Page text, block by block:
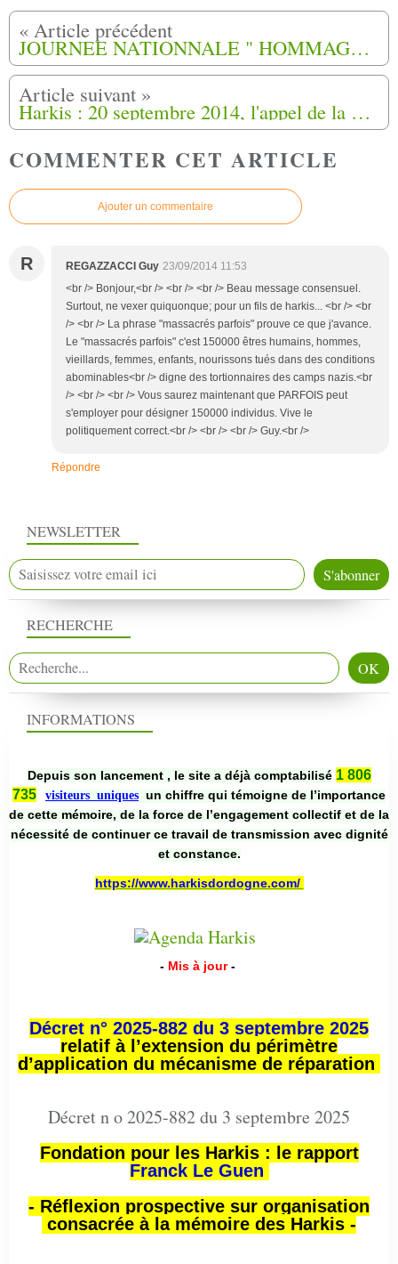
JOURNEE NATIONNALE " HOMMAGE AUX HARKIS " à Périgueux.
Harkis : 20 septembre 2014, l'appel de la grande réunion publique à Toulouse !
COMMENTER CET ARTICLE
Ajouter un commentaire
R REGAZZACCI Guy 23/09/2014 11:53
<br /> Bonjour,<br /> <br /> <br /> Beau message consensuel.
Surtout, ne vexer quiquonque; pour un fils de harkis... <br /> <br
/> <br /> La phrase "massacrés parfois" prouve ce que j'avance.
Le "massacrés parfois" c'est 150000 êtres humains, hommes,
vieillards, femmes, enfants, nourissons tués dans des conditions
abominables<br /> digne des tortionnaires des camps nazis.<br
/> <br /> <br /> Vous saurez maintenant que PARFOIS peut
s'employer pour désigner 150000 individus. Vive le
politiquement correct.<br /> <br /> <br /> Guy.<br />
Répondre
NEWSLETTER
RECHERCHE
INFORMATIONS
Depuis son lancement , le site a déjà comptabilisé 1 806
735
visiteurs uniques un chiffre qui témoigne de l’importance
de cette mémoire, de la force de l’engagement collectif et de la
nécessité de continuer ce travail de transmission avec dignité
et constance.
https://www.harkisdordogne.com/
- Mis à jour -
Décret n° 2025-882 du 3 septembre 2025
relatif à l’extension du périmètre
d’application du mécanisme de réparation
Décret n o 2025-882 du 3 septembre 2025
Fondation pour les Harkis : le rapport
Franck Le Guen
- Réflexion prospective sur organisation
consacrée à la mémoire des Harkis -